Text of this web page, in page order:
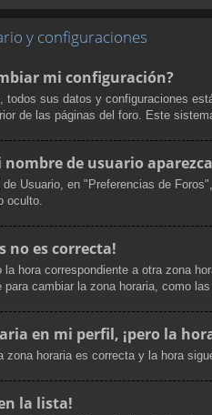
y configuraciones
mi configuración?
todos sus datos y configuraciones
de las páginas del foro. Este
de usuario
Usuario, en "Preferencias de
oculto.
no es correcta!
la hora correspondiente a otra zona
para cambiar la zona horaria, como
en mi perfil, ¡pero la
zona horaria es correcta y la hora
la lista!